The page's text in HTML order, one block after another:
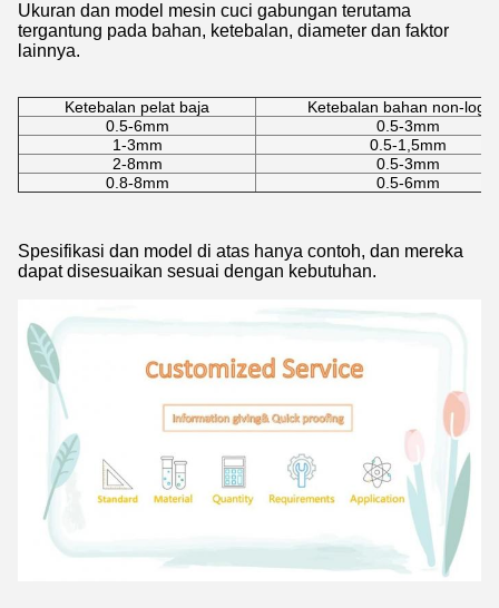
Tinggalkan pesan
Kami akan segera menghubungi
Anda kembali!
Ukuran dan model mesin cuci gabungan terutama
tergantung pada bahan, ketebalan, diameter dan faktor
lainnya.
Ketebalan pelat baja
Ketebalan bahan non-
0.5-6mm
0.5-3mm
1-3mm
0.5-1,5mm
2-8mm
0.5-3mm
0.8-8mm
0.5-6mm
Spesifikasi dan model di atas hanya contoh, dan mereka
dapat disesuaikan sesuai dengan kebutuhan.